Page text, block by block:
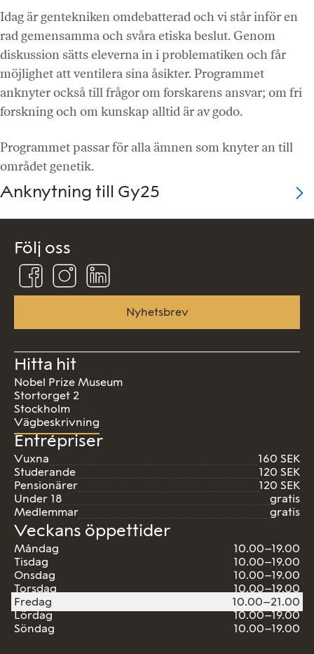
Idag är gentekniken omdebatterad och vi står inför en
rad gemensamma och svåra etiska beslut. Genom
diskussion sätts eleverna in i problematiken och får
möjlighet att ventilera sina åsikter. Programmet
anknyter också till frågor om forskarens ansvar; om fri
forskning och om kunskap alltid är av godo.
Programmet passar för alla ämnen som knyter an till
området genetik.
Anknytning till Gy25
Följ oss
Följ
oss
på
Följ
på
InstagramLinkedin
Nyhetsbrev
Hitta hit
Nobel Prize Museum
Stortorget 2
Stockholm
Vägbeskrivning
Entrépriser
Vuxna
160 SEK
Studerande
120 SEK
Pensionärer
120 SEK
Under 18
gratis
Medlemmar
gratis
Veckans öppettider
Måndag
10.00–19.00
Tisdag
10.00–19.00
Onsdag
10.00–19.00
Torsdag
10.00–19.00
Fredag
10.00–21.00
Lördag
10.00–19.00
Söndag
10.00–19.00